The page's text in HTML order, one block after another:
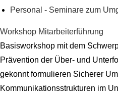
Personal - Seminare zum
Workshop Mitarbeiterführung
Basisworkshop mit dem
Prävention der Über- und
gekonnt formulieren Sicherer
Kommunikationsstrukturen im